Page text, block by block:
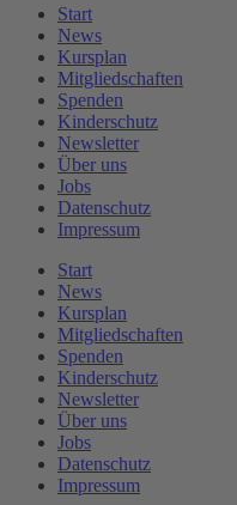
Start
News
Kursplan
Mitgliedschaften
Spenden
Kinderschutz
Newsletter
Über uns
Jobs
Datenschutz
Impressum
Start
News
Kursplan
Mitgliedschaften
Spenden
Kinderschutz
Newsletter
Über uns
Jobs
Datenschutz
Impressum